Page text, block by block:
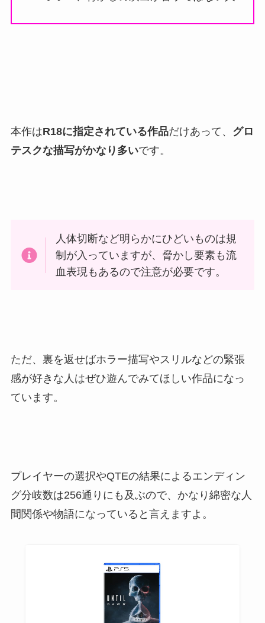
本作はR18に指定されている作品だけあって、 グロ
テスクな描写がかなり多いです。
人体切断など明らかにひどいものは規
制が入っていますが、脅かし要素も流
血表現もあるので注意が必要です。
ただ、裏を返せばホラー描写やスリルなどの緊張
感が好きな人はぜひ遊んでみてほしい作品になっ
ています。
プレイヤーの選択やQTEの結果によるエンディン
グ分岐数は256通りにも及ぶので、かなり綿密な人
間関係や物語になっていると言えますよ。